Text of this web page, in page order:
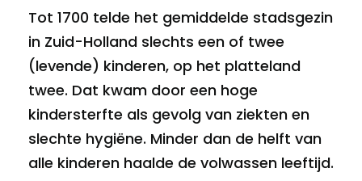
Tot 1700 telde het gemiddelde stadsgezin
in Zuid-Holland slechts een of twee
(levende) kinderen, op het platteland
twee. Dat kwam door een hoge
kindersterfte als gevolg van ziekten en
slechte hygiëne. Minder dan de helft van
alle kinderen haalde de volwassen leeftijd.